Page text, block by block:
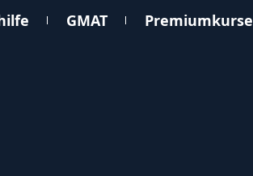
GMAT Premiumkurse